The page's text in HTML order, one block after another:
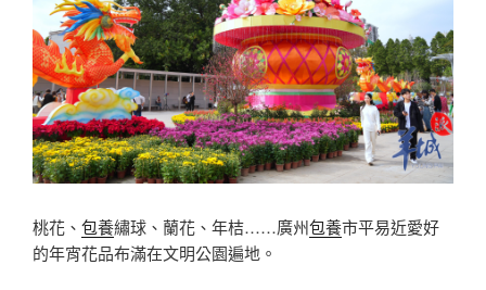
桃花、 包養繡球、蘭花、年桔……廣州包養市平易近愛好
的年宵花品布滿在文明公園遍地。